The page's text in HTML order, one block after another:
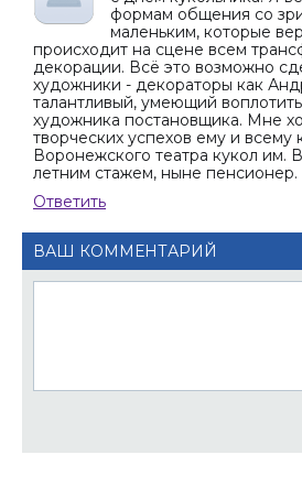
формам общения со
маленьким, которые
происходит на сцене всем
декорации. Всё это возможно
художники - декораторы как
талантливый, умеющий
художника постановщика. Мне
творческих успехов ему и всему
Воронежского театра кукол им.
летним стажем, ныне пенсионер.
Ответить
ВАШ КОММЕНТАРИЙ